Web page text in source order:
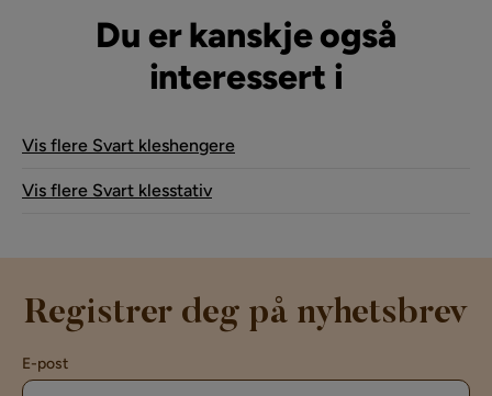
Du er kanskje også
interessert i
Vis flere Svart kleshengere
Vis flere Svart klesstativ
Registrer deg på nyhetsbrev
E-post